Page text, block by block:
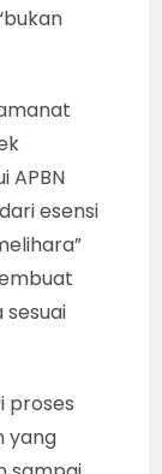
APBN
esensi
proses
yang